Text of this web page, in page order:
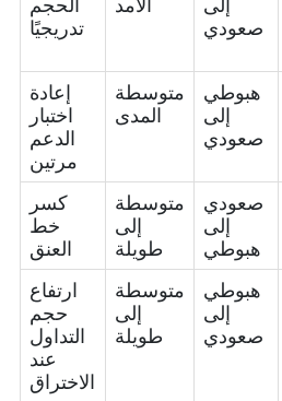
إلى
صعودي
الأمد
الحجم
تدريجيًا
هبوطي
إلى
صعودي
متوسطة
المدى
إعادة
اختبار
الدعم
مرتين
صعودي
إلى
هبوطي
متوسطة
إلى
طويلة
كسر
خط
العنق
هبوطي
إلى
صعودي
متوسطة
إلى
طويلة
ارتفاع
حجم
التداول
عند
الاختراق